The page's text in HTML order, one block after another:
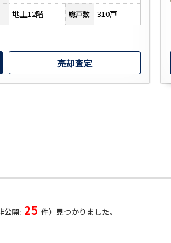
地上12階 総戸数 310戸
売却査定
公開: 25 件）見つかりました。